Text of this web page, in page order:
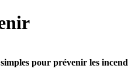
pour prévenir les